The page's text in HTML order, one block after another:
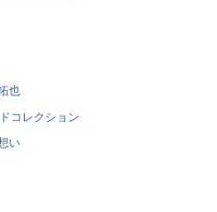
ーリーで、お耳も心も鷲掴みされて
、とてもおススメです！！
也
コレクション
い